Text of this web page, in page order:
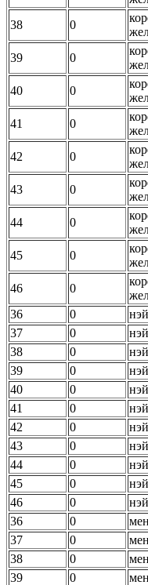
38
0
39
0
40
0
41
0
42
0
43
0
44
0
45
0
46
0
36
0
37
0
38
0
39
0
40
0
41
0
42
0
43
0
44
0
45
0
46
0
36
0
37
0
38
0
39
0